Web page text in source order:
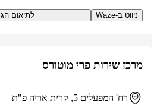
ניווט ב-Waze לתיאום הגעה
מרכז שירות פרי מוטורס
רח' המפעלים 5, קרית אריה פ"ת